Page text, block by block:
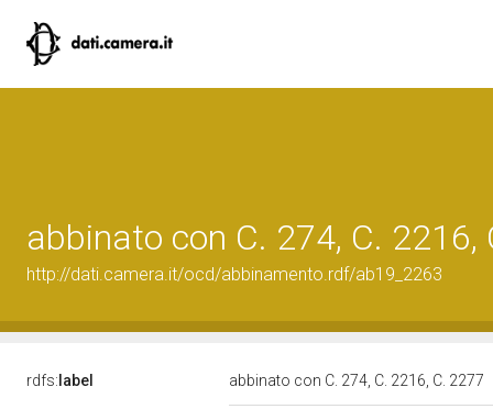
abbinato con C. 274, C. 2216,
http://dati.camera.it/ocd/abbinamento.rdf/ab19_2263
rdfs: label abbinato con C. 274, C. 2216, C. 2277